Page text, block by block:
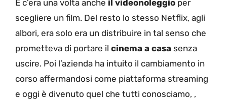
E c’era una volta anche il videonoleggio per
scegliere un film. Del resto lo stesso Netflix, agli
albori, era solo era un distribuire in tal senso che
prometteva di portare il cinema a casa senza
uscire. Poi l’azienda ha intuito il cambiamento in
corso affermandosi come piattaforma streaming
e oggi è divenuto quel che tutti conosciamo, ,